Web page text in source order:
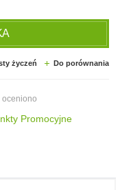
życzeń Do porównania
oceniono
Promocyjne